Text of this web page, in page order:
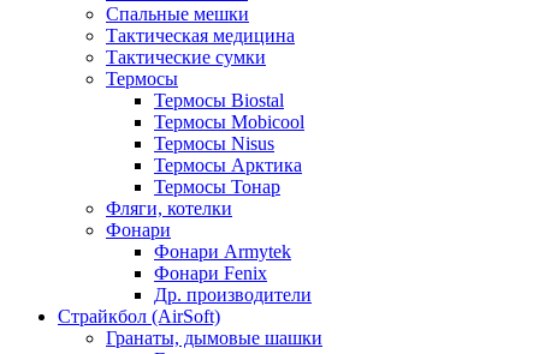
Спальные мешки
Тактическая медицина
Тактические сумки
Термосы
Термосы Biostal
Термосы Mobicool
Термосы Nisus
Термосы Арктика
Термосы Тонар
Фляги, котелки
Фонари
Фонари Armytek
Фонари Fenix
Др. производители
Страйкбол (AirSoft)
Гранаты, дымовые шашки